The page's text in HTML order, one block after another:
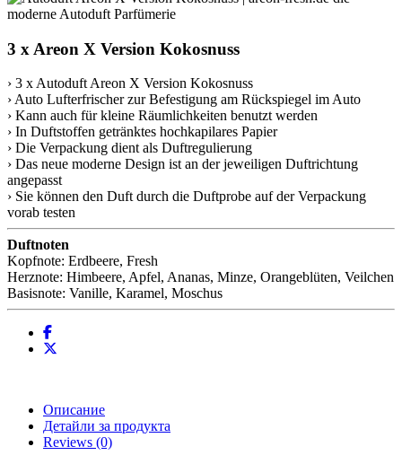
3 x Areon X Version Kokosnuss
› 3 x Autoduft Areon X Version Kokosnuss
› Auto Lufterfrischer zur Befestigung am Rückspiegel im Auto
› Kann auch für kleine Räumlichkeiten benutzt werden
› In Duftstoffen getränktes hochkapilares Papier
› Die Verpackung dient als Duftregulierung
› Das neue moderne Design ist an der jeweiligen Duftrichtung
angepasst
› Sie können den Duft durch die Duftprobe auf der Verpackung
vorab testen
Duftnoten
Kopfnote: Erdbeere, Fresh
Herznote: Himbeere, Apfel, Ananas, Minze, Orangeblüten, Veilchen
Basisnote: Vanille, Karamel, Moschus
Описание
Детайли за продукта
Reviews (0)